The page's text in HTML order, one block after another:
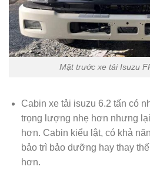
Mặt trước xe tải Isuzu
Cabin xe tải isuzu 6.2 tấn có
trọng lượng nhẹ hơn nhưng
hơn. Cabin kiểu lật, có khả
bảo trì bảo dưỡng hay thay
hơn.